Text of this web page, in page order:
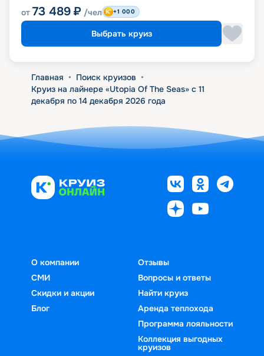
от 73 489 ₽ /чел +1 000
Выбрать круиз
Главная • Поиск круизов •
Круиз на лайнере «Utopia Of The Seas» с 11
декабря по 14 декабря 2026 года
О компании
СМИ
Скидки и акции
Блог
Отзывы
Вопросы и ответы
Найти круиз
Аренда теплохода
Программа лояльности
Коллекция выгодных
круизов